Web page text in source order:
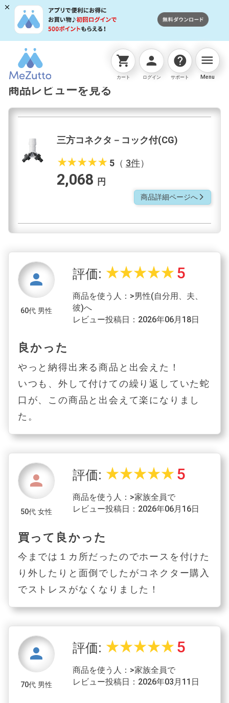
shopping_cart
カート
person
ログイン
help
サポート
menu
Menu
ネットストアTOP コネクター 三方コネクタ－コック
商品レビューを見る
三方コネクタ－コック付(CG)
star_ratestar_ratestar_ratestar_ratestar_rate 5（ 3件）
2,068 円
商品詳細ページへarrow_forward_ios
person
60代 男性
評価: star_ratestar_ratestar_ratestar_ratestar_rate 5
商品を使う人：>男性(自分用、夫、
彼)へ
レビュー投稿日：2026年06月18日
良かった
やっと納得出来る商品と出会えた！
いつも、外して付けての繰り返していた蛇
口が、この商品と出会えて楽になりまし
た。
person
50代 女性
評価: star_ratestar_ratestar_ratestar_ratestar_rate 5
商品を使う人：>家族全員で
レビュー投稿日：2026年06月16日
買って良かった
今までは１カ所だったのでホースを付けた
り外したりと面倒でしたがコネクター購入
でストレスがなくなりました！
person
70代 男性
評価: star_ratestar_ratestar_ratestar_ratestar_rate 5
商品を使う人：>家族全員で
レビュー投稿日：2026年03月11日